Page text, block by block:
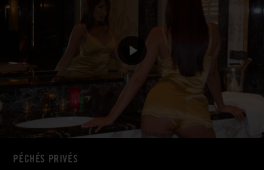
PÉCHÉS PRIVÉS